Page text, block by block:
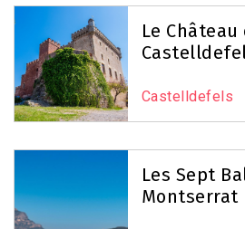
Le Château
Castelldefels
Les Sept
Montserrat